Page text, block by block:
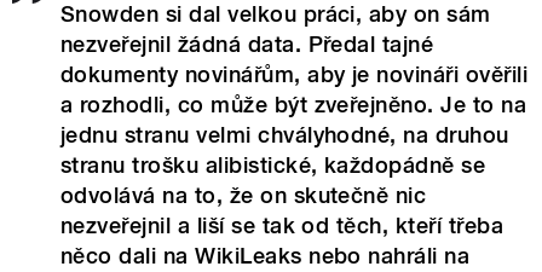
Snowden si dal velkou práci, aby on sám
nezveřejnil žádná data. Předal tajné
dokumenty novinářům, aby je novináři ověřili
a rozhodli, co může být zveřejněno. Je to na
jednu stranu velmi chvályhodné, na druhou
stranu trošku alibistické, každopádně se
odvolává na to, že on skutečně nic
nezveřejnil a liší se tak od těch, kteří třeba
něco dali na WikiLeaks nebo nahráli na